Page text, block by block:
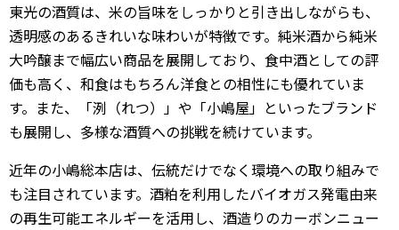
東光の酒質は、米の旨味をしっかりと引き出しながらも、
透明感のあるきれいな味わいが特徴です。純米酒から純米
大吟醸まで幅広い商品を展開しており、食中酒としての評
価も高く、和食はもちろん洋食との相性にも優れていま
す。また、「洌（れつ）」や「小嶋屋」といったブランド
も展開し、多様な酒質への挑戦を続けています。
近年の小嶋総本店は、伝統だけでなく環境への取り組みで
も注目されています。酒粕を利用したバイオガス発電由来
の再生可能エネルギーを活用し、酒造りのカーボンニュー